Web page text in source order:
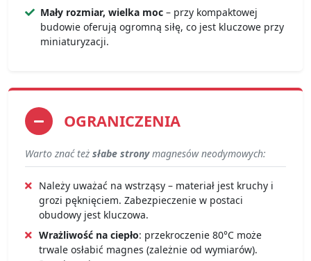
Mały rozmiar, wielka moc – przy kompaktowej
budowie oferują ogromną siłę, co jest kluczowe przy
miniaturyzacji.
OGRANICZENIA
Warto znać też słabe stronymagnesów neodymowych:
Należy uważać na wstrząsy – materiał jest kruchy i
grozi pęknięciem. Zabezpieczenie w postaci
obudowy jest kluczowa.
Wrażliwość na ciepło: przekroczenie 80°C może
trwale osłabić magnes (zależnie od wymiarów).